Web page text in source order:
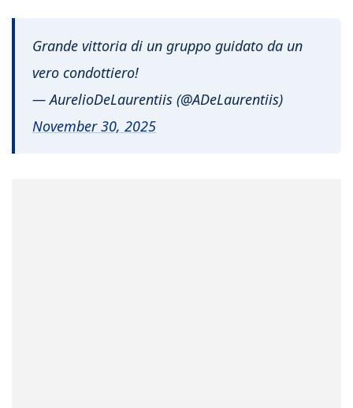
Grande vittoria di un gruppo guidato da un
vero condottiero!
— AurelioDeLaurentiis (@ADeLaurentiis)
November 30, 2025